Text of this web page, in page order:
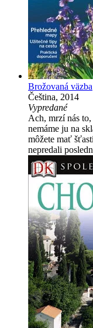
Brožovaná väzba
Čeština, 2014
Vypredané
Ach, mrzí nás
nemáme ju na
môžete mať
nepredali